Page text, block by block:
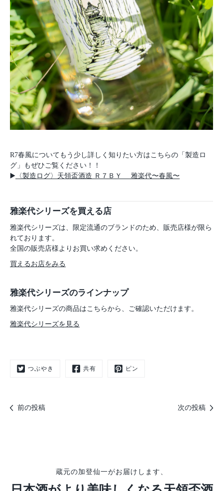
R7春風についてもう少し詳しく知りたい方はこちらの「製造ロ
グ」もぜひご覧ください！！
▶️ 〈製造ログ〉天領盃酒造 Ｒ７ＢＹ 雅楽代〜春風〜
雅楽代シリーズを買える店
雅楽代シリーズは、限定流通のブランドのため、販売店様が限ら
れております。
全国の販売店様よりお買い求めください。
買えるお店をみる
雅楽代シリーズのラインナップ
雅楽代シリーズの商品はこちらから、ご確認いただけます。
雅楽代シリーズを見る
つぶやき 共有 ピン
前の投稿 次の投稿
蔵元の加登仙一がお届けします、